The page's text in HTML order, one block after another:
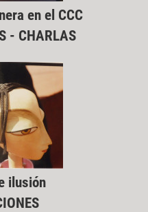
en el CCC
- CHARLAS
ilusión